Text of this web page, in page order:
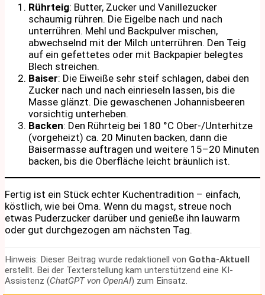
Rührteig: Butter, Zucker und Vanillezucker
schaumig rühren. Die Eigelbe nach und nach
unterrühren. Mehl und Backpulver mischen,
abwechselnd mit der Milch unterrühren. Den Teig
auf ein gefettetes oder mit Backpapier belegtes
Blech streichen.
Baiser: Die Eiweiße sehr steif schlagen, dabei den
Zucker nach und nach einrieseln lassen, bis die
Masse glänzt. Die gewaschenen Johannisbeeren
vorsichtig unterheben.
Backen: Den Rührteig bei 180 °C Ober-/Unterhitze
(vorgeheizt) ca. 20 Minuten backen, dann die
Baisermasse auftragen und weitere 15–20 Minuten
backen, bis die Oberfläche leicht bräunlich ist.
Fertig ist ein Stück echter Kuchentradition – einfach,
köstlich, wie bei Oma. Wenn du magst, streue noch
etwas Puderzucker darüber und genieße ihn lauwarm
oder gut durchgezogen am nächsten Tag.
Hinweis: Dieser Beitrag wurde redaktionell von Gotha-Aktuell
erstellt. Bei der Texterstellung kam unterstützend eine KI-
Assistenz (ChatGPT von OpenAI) zum Einsatz.